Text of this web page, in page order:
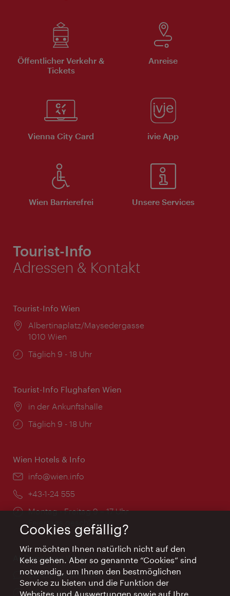
Öffentlicher Verkehr &
Tickets
Anreise
Vienna City Card ivie App
Wien Barrierefrei Unsere Services
Tourist-Info
Adressen & Kontakt
Tourist-Info Wien
Ort:
Albertinaplatz/Maysedergasse
1010 Wien
Öffnungszeiten:
Täglich 9 - 18 Uhr
Tourist-Info Flughafen Wien
Ort:
in der Ankunftshalle
Öffnungszeiten:
Täglich 9 - 18 Uhr
Wien Hotels & Info
Email:
info@wien.info
Telefon:
+43-1-24 555
Öffnungszeiten:
Montag - Freitag 9 – 17 Uhr
Feiertags geschlossen
AI Concierge Wien
Ort:
concierge.wien.info
Öffnungszeiten:
Informationen rund um die Uhr
Cookies gefällig?
Wir möchten Ihnen natürlich nicht auf den
Keks gehen. Aber so genannte “Cookies” sind
notwendig, um Ihnen den bestmöglichen
Service zu bieten und die Funktion der
Websites und Auswertungen sowie auf Ihre